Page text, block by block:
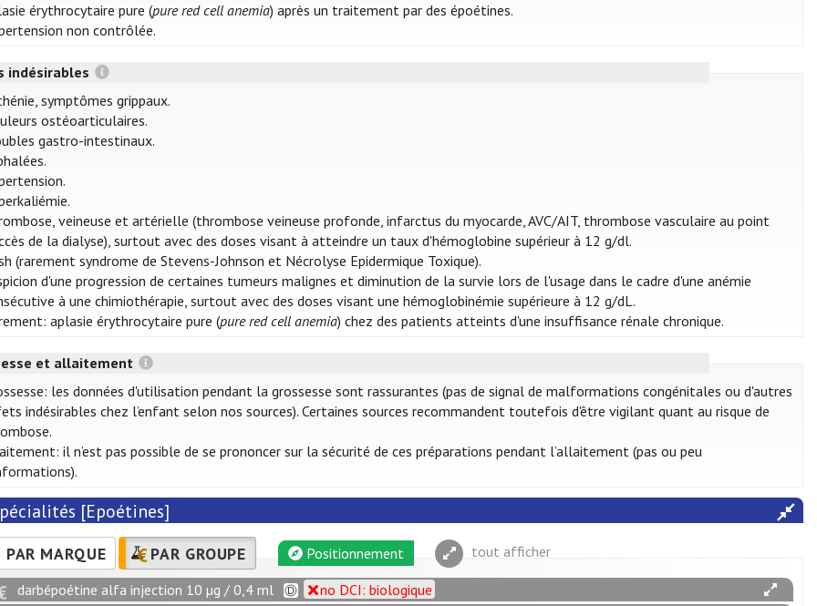
érythrocytaire pure (pure red cell anemia) après un traitement par des époétines.
non contrôlée.
indésirables
symptômes grippaux.
ostéoarticulaires.
gastro-intestinaux.
veineuse et artérielle (thrombose veineuse profonde, infarctus du myocarde, AVC/AIT, thrombose vasculaire au point
de la dialyse), surtout avec des doses visant à atteindre un taux d'hémoglobine supérieur à 12 g/dl.
(rarement syndrome de Stevens-Johnson et Nécrolyse Epidermique Toxique).
d'une progression de certaines tumeurs malignes et diminution de la survie lors de l'usage dans le cadre d'une anémie
à une chimiothérapie, surtout avec des doses visant une hémoglobinémie supérieure à 12 g/dL.
aplasie érythrocytaire pure (pure red cell anemia) chez des patients atteints d'une insuffisance rénale chronique.
et allaitement
les données d'utilisation pendant la grossesse sont rassurantes (pas de signal de malformations congénitales ou d'autres
indésirables chez l’enfant selon nos sources). Certaines sources recommandent toutefois d'être vigilant quant au risque de
il n’est pas possible de se prononcer sur la sécurité de ces préparations pendant l’allaitement (pas ou peu
[Epoétines]
PAR MARQUE PAR GROUPE Positionnement tout afficher
darbépoétine alfa injection 10 µg / 0,4 ml
no DCI: biologique